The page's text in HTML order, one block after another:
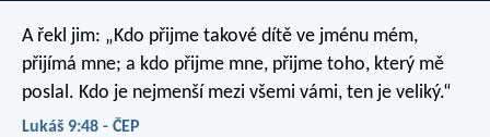
A řekl jim: „Kdo přijme takové dítě ve jménu mém,
přijímá mne; a kdo přijme mne, přijme toho, který mě
poslal. Kdo je nejmenší mezi všemi vámi, ten je veliký.“
Lukáš 9:48 - ČEP